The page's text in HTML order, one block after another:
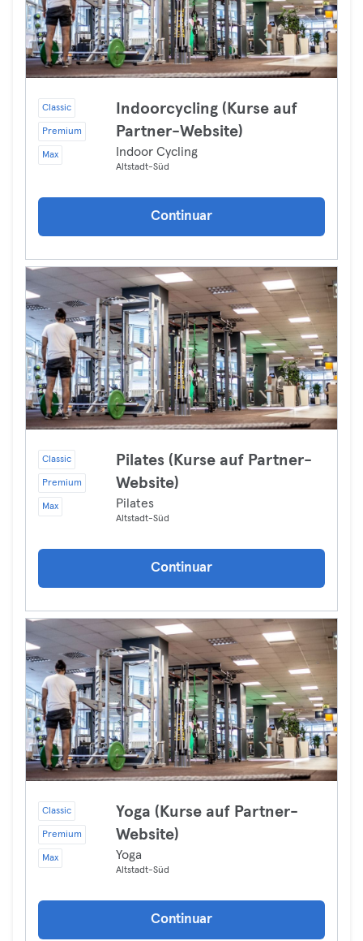
Classic
Premium
Max
Indoorcycling (Kurse auf
Partner-Website)
Indoor Cycling
Altstadt-Süd
Continuar
Classic
Premium
Max
Pilates (Kurse auf Partner-
Website)
Pilates
Altstadt-Süd
Continuar
Classic
Premium
Max
Yoga (Kurse auf Partner-
Website)
Yoga
Altstadt-Süd
Continuar